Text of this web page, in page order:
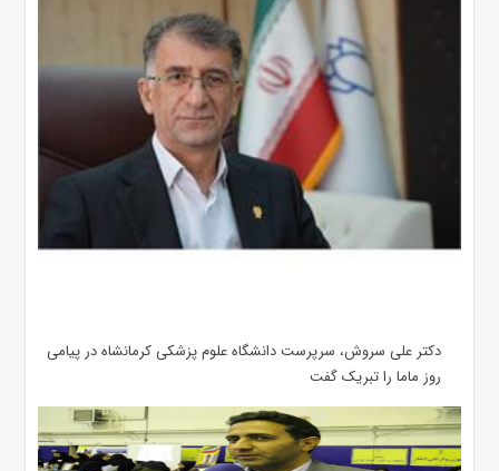
دکتر علی سروش، سرپرست دانشگاه علوم پزشکی کرمانشاه در پیامی
روز ماما را تبریک گفت